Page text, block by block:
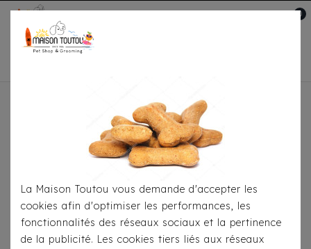
0
Accueil
Pour
Manteaux
Doudoune Arctik
Réversible Rose/Kaki Milk&Pepper
La Maison Toutou vous demande d'accepter les
cookies afin d'optimiser les performances, les
fonctionnalités des réseaux sociaux et la pertinence
de la publicité. Les cookies tiers liés aux réseaux